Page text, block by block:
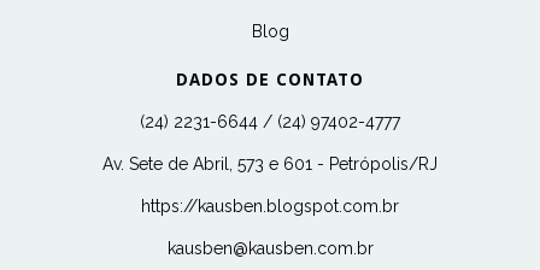
Blog
DADOS DE CONTATO
(24) 2231-6644 / (24) 97402-4777
Av. Sete de Abril, 573 e 601 - Petrópolis/RJ
https://kausben.blogspot.com.br
kausben@kausben.com.br